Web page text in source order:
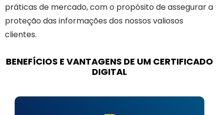
práticas de mercado, com o propósito de assegurar a
proteção das informações dos nossos valiosos
clientes.
BENEFÍCIOS E VANTAGENS DE UM CERTIFICADO
DIGITAL